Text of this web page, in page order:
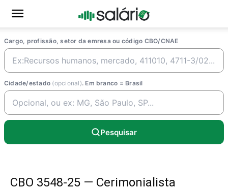
Cargo, profissão, setor da emresa ou código CBO/CNAE
Cidade/estado (opcional). Em branco = Brasil
Pesquisar
CBO 3548-25 — Cerimonialista